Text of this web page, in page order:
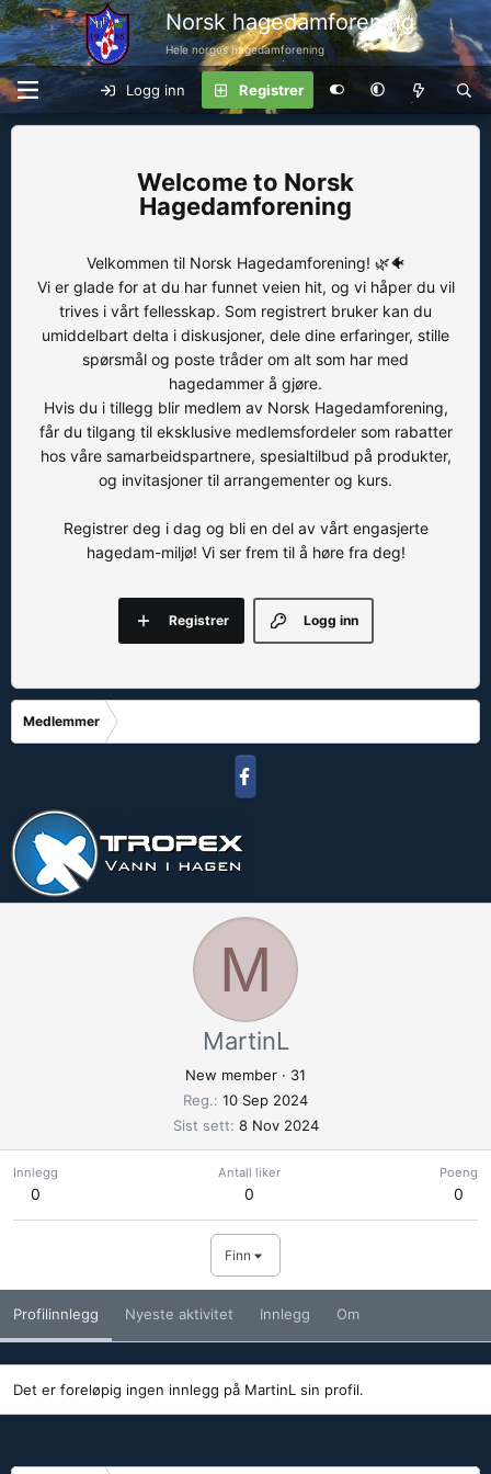
Norsk hagedamforening
Hele norges hagedamforening
Logg inn Registrer
Norsk
Hagedamforening
Velkommen til Norsk Hagedamforening! 🌿🐠
Vi er glade for at du har funnet veien hit, og vi håper du vil
trives i vårt fellesskap. Som registrert bruker kan du
umiddelbart delta i diskusjoner, dele dine erfaringer, stille
spørsmål og poste tråder om alt som har med
hagedammer å gjøre.
Hvis du i tillegg blir medlem av Norsk Hagedamforening,
får du tilgang til eksklusive medlemsfordeler som rabatter
hos våre samarbeidspartnere, spesialtilbud på produkter,
og invitasjoner til arrangementer og kurs.
Registrer deg i dag og bli en del av vårt engasjerte
hagedam-miljø! Vi ser frem til å høre fra deg!
Logg inn
Registrer
Medlemmer
M
MartinL
New member · 31
Reg.
10 Sep 2024
Sist sett 8 Nov 2024
Innlegg
0
Antall liker
0
Poeng
0
Finn
Profilinnlegg Nyeste aktivitet Innlegg Om
Det er foreløpig ingen innlegg på MartinL sin profil.